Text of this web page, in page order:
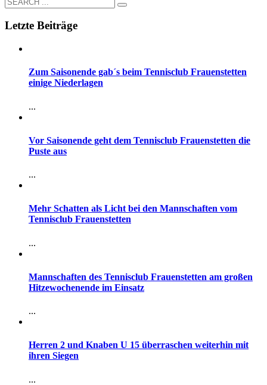
Letzte Beiträge
Zum Saisonende gab´s beim Tennisclub Frauenstetten
einige Niederlagen
...
Vor Saisonende geht dem Tennisclub Frauenstetten die
Puste aus
...
Mehr Schatten als Licht bei den Mannschaften vom
Tennisclub Frauenstetten
...
Mannschaften des Tennisclub Frauenstetten am großen
Hitzewochenende im Einsatz
...
Herren 2 und Knaben U 15 überraschen weiterhin mit
ihren Siegen
...